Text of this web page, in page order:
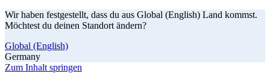
Wir haben festgestellt, dass du aus Global (English) Land kommst.
Möchtest du deinen Standort ändern?
Global (English)
Germany
Zum Inhalt springen